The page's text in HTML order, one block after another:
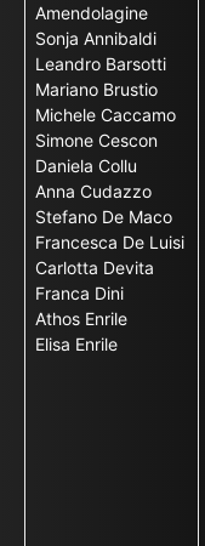
Amendolagine
Sonja Annibaldi
Leandro Barsotti
Mariano Brustio
Michele Caccamo
Simone Cescon
Daniela Collu
Anna Cudazzo
Stefano De Maco
Francesca De Luisi
Carlotta Devita
Franca Dini
Athos Enrile
Elisa Enrile